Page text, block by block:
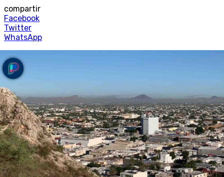
compartir
Facebook
Twitter
WhatsApp